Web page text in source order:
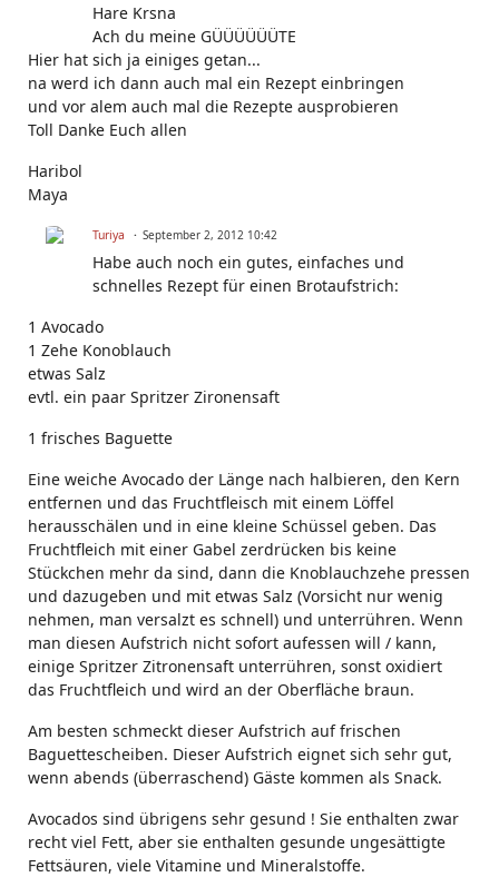
Hare Krsna
Ach du meine GÜÜÜÜÜÜTE
Hier hat sich ja einiges getan...
na werd ich dann auch mal ein Rezept einbringen
und vor alem auch mal die Rezepte ausprobieren
Toll Danke Euch allen
Haribol
Maya
Turiya September 2, 2012 10:42
Habe auch noch ein gutes, einfaches und
schnelles Rezept für einen Brotaufstrich:
1 Avocado
1 Zehe Konoblauch
etwas Salz
evtl. ein paar Spritzer Zironensaft
1 frisches Baguette
Eine weiche Avocado der Länge nach halbieren, den Kern
entfernen und das Fruchtfleisch mit einem Löffel
herausschälen und in eine kleine Schüssel geben. Das
Fruchtfleich mit einer Gabel zerdrücken bis keine
Stückchen mehr da sind, dann die Knoblauchzehe pressen
und dazugeben und mit etwas Salz (Vorsicht nur wenig
nehmen, man versalzt es schnell) und unterrühren. Wenn
man diesen Aufstrich nicht sofort aufessen will / kann,
einige Spritzer Zitronensaft unterrühren, sonst oxidiert
das Fruchtfleich und wird an der Oberfläche braun.
Am besten schmeckt dieser Aufstrich auf frischen
Baguettescheiben. Dieser Aufstrich eignet sich sehr gut,
wenn abends (überraschend) Gäste kommen als Snack.
Avocados sind übrigens sehr gesund ! Sie enthalten zwar
recht viel Fett, aber sie enthalten gesunde ungesättigte
Fettsäuren, viele Vitamine und Mineralstoffe.